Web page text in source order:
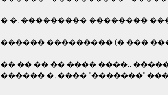
� �. ��������� ��������
������ ��������� (� ��� ���
�� �� �� �� ���� ����..
������ �; ���� "�������"